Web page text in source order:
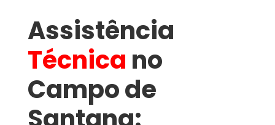
Assistência
Técnica no
Campo de